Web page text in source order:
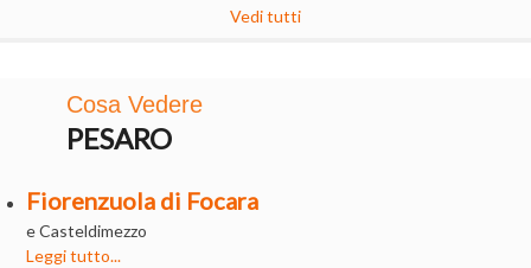
Vedi tutti
Cosa Vedere
PESARO
Fiorenzuola di Focara
e Casteldimezzo
Leggi tutto...